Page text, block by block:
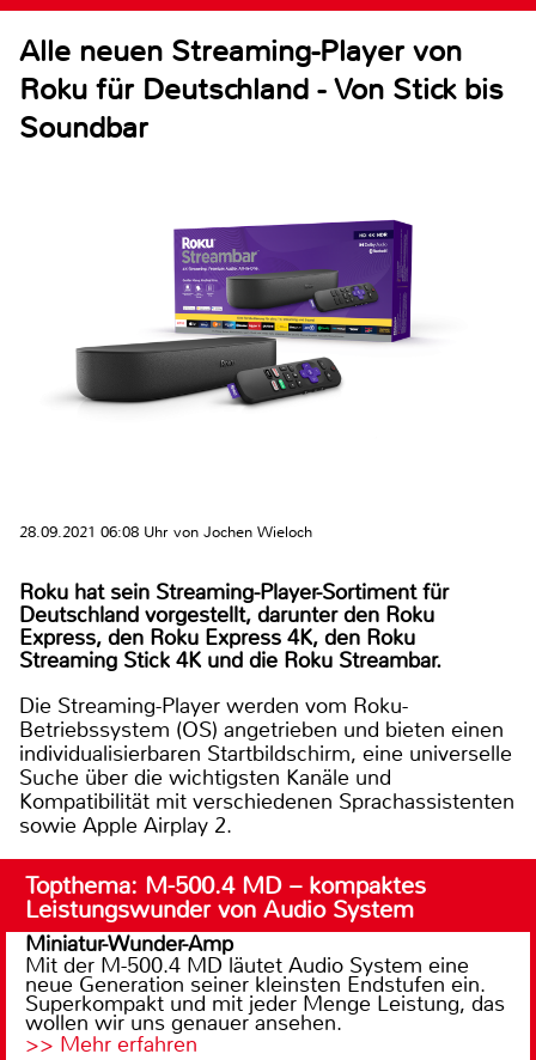
Alle neuen Streaming-Player von
Roku für Deutschland - Von Stick bis
Soundbar
28.09.2021 06:08 Uhr von Jochen Wieloch
Roku hat sein Streaming-Player-Sortiment für
Deutschland vorgestellt, darunter den Roku
Express, den Roku Express 4K, den Roku
Streaming Stick 4K und die Roku Streambar.
Die Streaming-Player werden vom Roku-
Betriebssystem (OS) angetrieben und bieten einen
individualisierbaren Startbildschirm, eine universelle
Suche über die wichtigsten Kanäle und
Kompatibilität mit verschiedenen Sprachassistenten
sowie Apple Airplay 2.
Topthema: M-500.4 MD – kompaktes
Leistungswunder von Audio System
Miniatur-Wunder-Amp
Mit der M-500.4 MD läutet Audio System eine
neue Generation seiner kleinsten Endstufen ein.
Superkompakt und mit jeder Menge Leistung, das
wollen wir uns genauer ansehen.
>> Mehr erfahren